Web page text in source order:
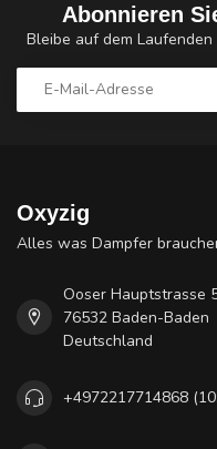
Abonnieren
Bleibe auf dem
Oxyzig
Alles was Dampfer
Ooser Hauptstrasse
76532 Baden-Baden
Deutschland
+4972217714868